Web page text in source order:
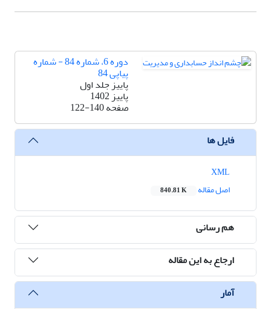
دوره 6، شماره 84 - شماره
پیاپی 84
پاییز جلد اول
پاییز 1402
صفحه122-140
فایل ها
اصل مقاله
840.81 K
هم رسانی
ارجاع به این مقاله
آمار